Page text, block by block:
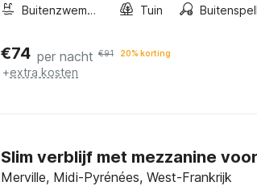
Buitenzwembad
Tuin
€74 per nacht €91 20% korting
+extra kosten
Slim verblijf met mezzanine
Merville, Midi-Pyrénées, West-Frankrijk